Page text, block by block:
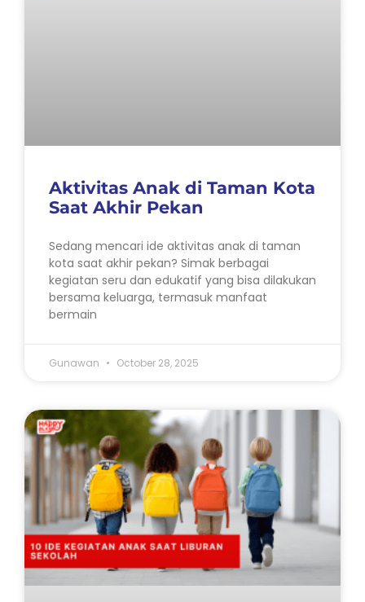
Aktivitas Anak di Taman Kota
Saat Akhir Pekan
Sedang mencari ide aktivitas anak di taman
kota saat akhir pekan? Simak berbagai
kegiatan seru dan edukatif yang bisa dilakukan
bersama keluarga, termasuk manfaat
bermain
Gunawan October 28, 2025